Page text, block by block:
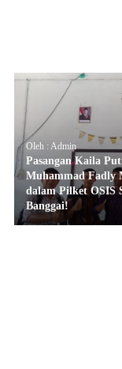
Oleh : Admin
Pasangan Kaila
Muhammad Fadly
dalam Pilket OSIS
Banggai!